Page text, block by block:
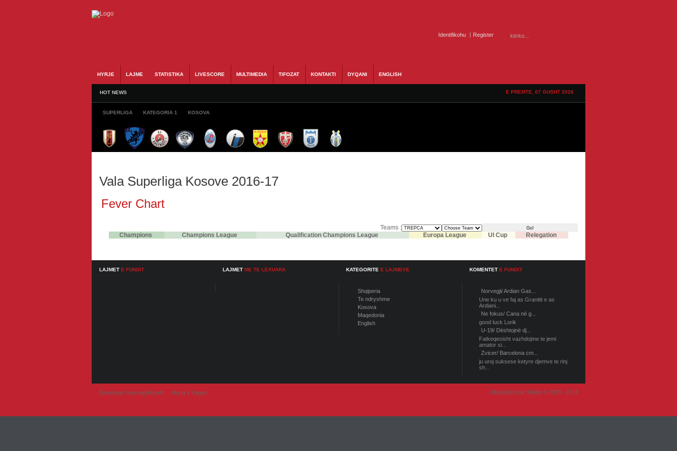
Identifikohu Register
HYRJE LAJME STATISTIKA LIVESCORE MULTIMEDIA TIFOZAT KONTAKTI DYQANI ENGLISH
HOT NEWS E PREMTE, 07 GUSHT 2026
SUPERLIGA KATEGORIA 1 KOSOVA
Vala Superliga Kosove 2016-17
Fever Chart
Teams :
Champions
Champions League Qualification Champions League Europa League UI Cup Relegation
LAJMET E FUNDIT LAJMET ME TE LEXUARA KATEGORITE E LAJMEVE
Shqiperia
Te ndryshme
Kosova
Maqedonia
English
KOMENTET E FUNDIT
Norvegji/ Ardian Gas...
Une ku u ve faj as Granitit e as
Ardiani...
Ne fokus/ Cana në g...
good luck Lorik
U-19/ Dështojnë dj...
Fatkeqesisht vazhdojme te jemi
amator si...
Zvicer/ Barcelona cm...
ju uroj suksese ketyre djemve te rinj
sh...
Developer from IngAlb.info Harta e Faqes AlbaniaSoccer Media © 2003 - 2014